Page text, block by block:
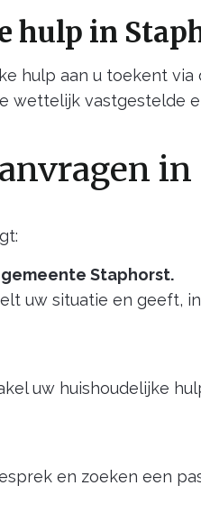
hulp in
hulp aan u toekent via
wettelijk vastgestelde
in
Staphorst.
uw situatie en geeft,
uw huishoudelijke
en zoeken een